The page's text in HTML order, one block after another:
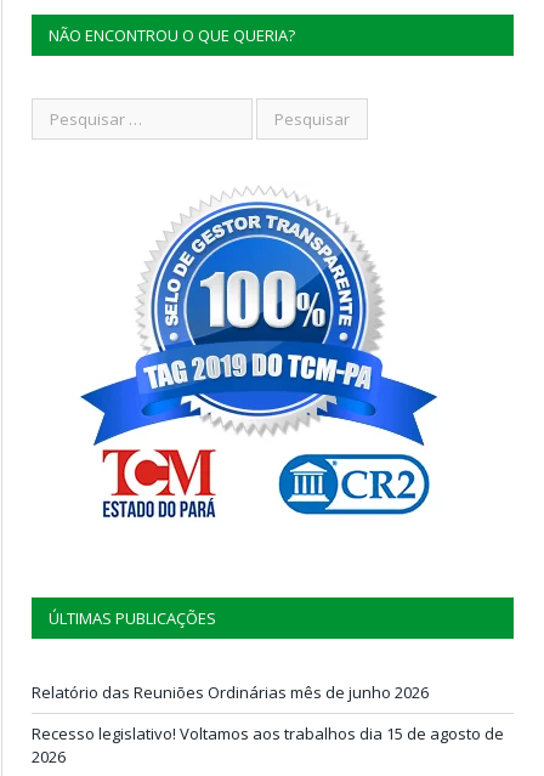
NÃO ENCONTROU O QUE QUERIA?
ÚLTIMAS PUBLICAÇÕES
Relatório das Reuniões Ordinárias mês de junho 2026
Recesso legislativo! Voltamos aos trabalhos dia 15 de agosto de
2026